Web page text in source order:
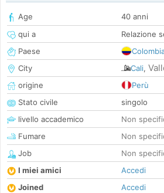
Age
40 anni
qui a
Relazione
Paese
City
Cali,
origine
Perù
Stato civile
singolo
livello accademico
Non
Fumare
Non
Job
Non
I miei amici
Accedi
Joined
Accedi